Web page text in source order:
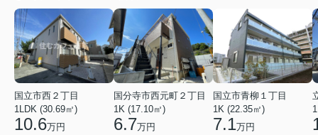
国立市西２丁目
1LDK (30.69㎡)
10.6万円
国分寺市西元町２丁目
1K (17.10㎡)
6.7万円
国立市青柳１丁目
1K (22.35㎡)
7.1万円